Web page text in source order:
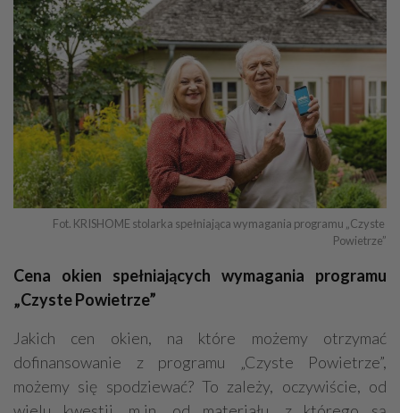
Fot. KRISHOME stolarka spełniająca wymagania programu „Czyste
Powietrze”
Cena okien spełniających wymagania programu
„Czyste Powietrze”
Jakich cen okien, na które możemy otrzymać
dofinansowanie z programu „Czyste Powietrze”,
możemy się spodziewać? To zależy, oczywiście, od